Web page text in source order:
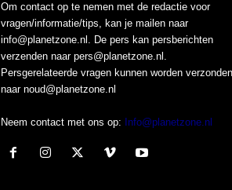
Om contact op te nemen met de redactie voor
vragen/informatie/tips, kan je mailen naar
info@planetzone.nl. De pers kan persberichten
verzenden naar pers@planetzone.nl.
Persgerelateerde vragen kunnen worden verzonden
naar noud@planetzone.nl
Neem contact met ons op: Info@planetzone.nl